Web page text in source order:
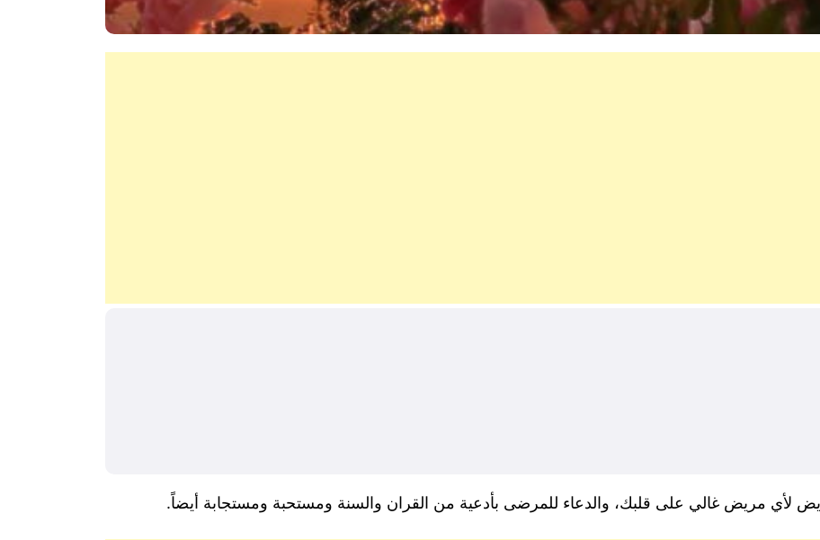
لأي مريض غالي على قلبك، والدعاء للمرضى بأدعية من القران والسنة ومستحبة ومستجابة أيضاً.